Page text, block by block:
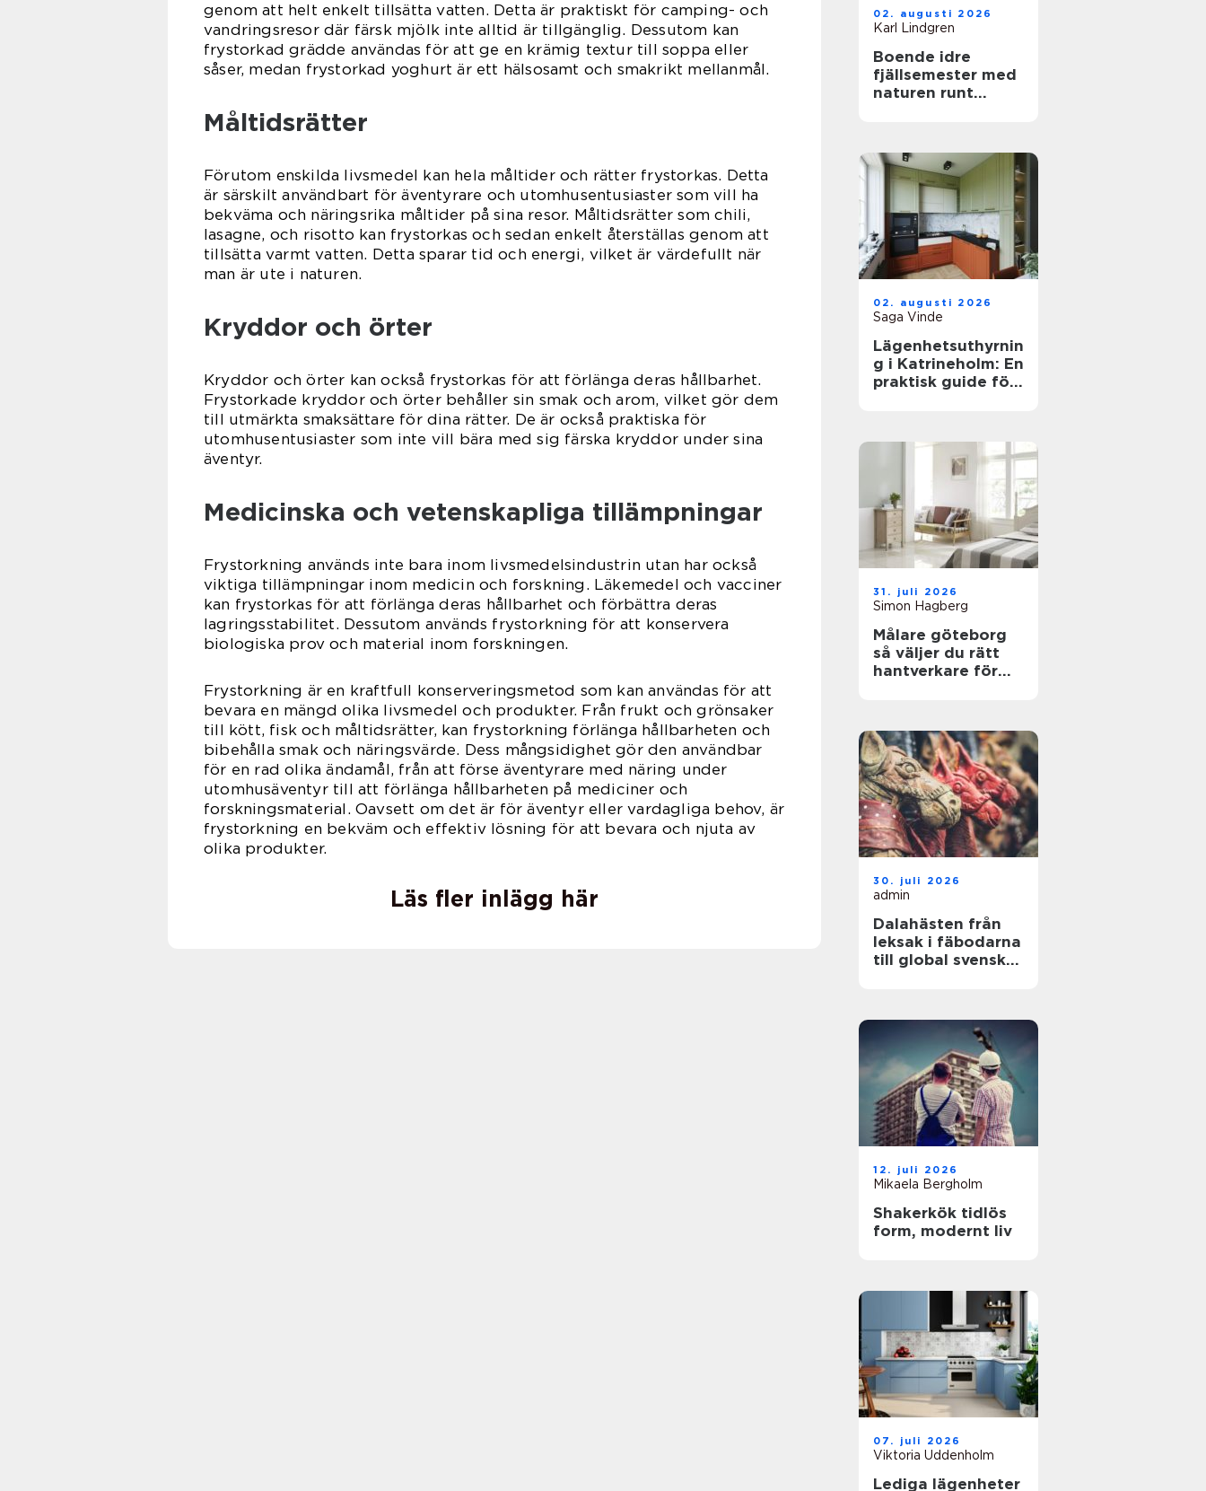
genom att helt enkelt tillsätta vatten. Detta är praktiskt för camping- och
vandringsresor där färsk mjölk inte alltid är tillgänglig. Dessutom kan
frystorkad grädde användas för att ge en krämig textur till soppa eller
såser, medan frystorkad yoghurt är ett hälsosamt och smakrikt mellanmål.
Måltidsrätter
Förutom enskilda livsmedel kan hela måltider och rätter frystorkas. Detta
är särskilt användbart för äventyrare och utomhusentusiaster som vill ha
bekväma och näringsrika måltider på sina resor. Måltidsrätter som chili,
lasagne, och risotto kan frystorkas och sedan enkelt återställas genom att
tillsätta varmt vatten. Detta sparar tid och energi, vilket är värdefullt när
man är ute i naturen.
Kryddor och örter
Kryddor och örter kan också frystorkas för att förlänga deras hållbarhet.
Frystorkade kryddor och örter behåller sin smak och arom, vilket gör dem
till utmärkta smaksättare för dina rätter. De är också praktiska för
utomhusentusiaster som inte vill bära med sig färska kryddor under sina
äventyr.
Medicinska och vetenskapliga tillämpningar
Frystorkning används inte bara inom livsmedelsindustrin utan har också
viktiga tillämpningar inom medicin och forskning. Läkemedel och vacciner
kan frystorkas för att förlänga deras hållbarhet och förbättra deras
lagringsstabilitet. Dessutom används frystorkning för att konservera
biologiska prov och material inom forskningen.
Frystorkning är en kraftfull konserveringsmetod som kan användas för att
bevara en mängd olika livsmedel och produkter. Från frukt och grönsaker
till kött, fisk och måltidsrätter, kan frystorkning förlänga hållbarheten och
bibehålla smak och näringsvärde. Dess mångsidighet gör den användbar
för en rad olika ändamål, från att förse äventyrare med näring under
utomhusäventyr till att förlänga hållbarheten på mediciner och
forskningsmaterial. Oavsett om det är för äventyr eller vardagliga behov, är
frystorkning en bekväm och effektiv lösning för att bevara och njuta av
olika produkter.
Läs fler inlägg här
02. augusti 2026
Karl Lindgren
Boende idre
fjällsemester med
naturen runt
02. augusti 2026
Saga Vinde
Lägenhetsuthyrnin
g i Katrineholm: En
praktisk guide för
31. juli 2026
Simon Hagberg
Målare göteborg
så väljer du rätt
hantverkare för
30. juli 2026
admin
Dalahästen från
leksak i fäbodarna
till global svensk
12. juli 2026
Mikaela Bergholm
Shakerkök tidlös
form, modernt liv
07. juli 2026
Viktoria Uddenholm
Lediga lägenheter